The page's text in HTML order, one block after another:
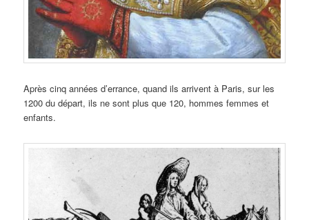
Après cinq années d’errance, quand ils arrivent à Paris, sur les
1200 du départ, ils ne sont plus que 120, hommes femmes et
enfants.